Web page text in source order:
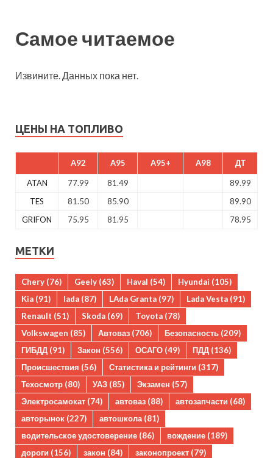
Самое читаемое
Извините. Данных пока нет.
ЦЕНЫ НА ТОПЛИВО
A92 A95 A95+ A98 ДТ
ATAN 77.99 81.49
89.99
TES
81.50 85.90
89.90
GRIFON
75.95 81.95 78.95
МЕТКИ
Chery (76) Geely (63) Haval (54) Hyundai (105)
Kia (91) lada (87) LAda Granta (97) Lada Vesta (91)
Renault (51) Skoda (69) Toyota (78)
Volkswagen (85) Автоваз (706) Безопасность (209)
ГИБДД (91) Закон (556) ОСАГО (49) ПДД (136)
Происшествия (56) Статистика и рейтинги (317)
Техосмотр (80) УАЗ (85) Экзамен (57)
Электросамокат (74) автоваз (88) автозапчасти (68)
авторынок (227) автошкола (81)
водительское удостоверение (86) вождение (189)
дороги (156) закон (84) законопроект (79)